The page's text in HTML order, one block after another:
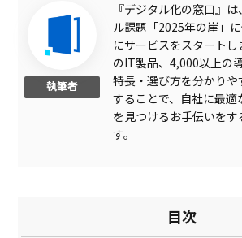
執筆者
『デジタル化の窓口』
ル課題「2025年の崖」
にサービスをスタート
のIT製品、4,000以上の
特長・選び方を分かり
することで、自社に最適
を見つけるお手伝いを
す。
目次